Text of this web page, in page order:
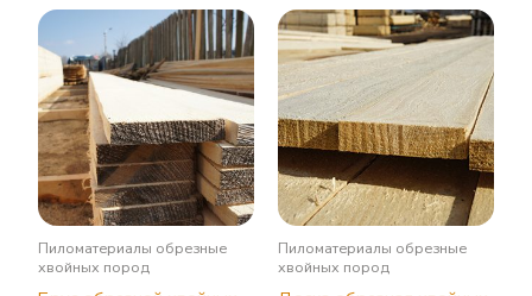
Пиломатериалы обрезные
хвойных пород
Пиломатериалы обрезные
хвойных пород